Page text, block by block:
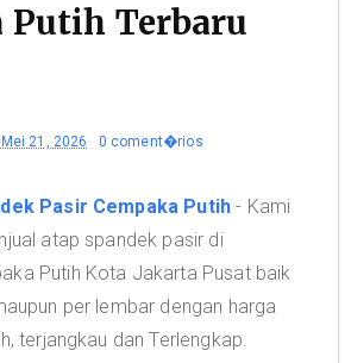
Putih Terbaru
Mei 21, 2026 0 coment�rios
Pasir Cempaka Putih - Kami
atap spandek pasir di
Putih Kota Jakarta Pusat baik
per lembar dengan harga
terjangkau dan Terlengkap.